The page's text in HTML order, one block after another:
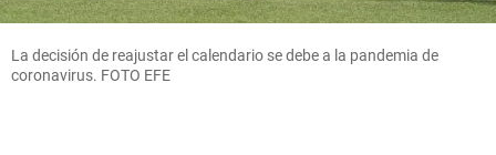
La decisión de reajustar el calendario se debe a la pandemia de
coronavirus. FOTO EFE